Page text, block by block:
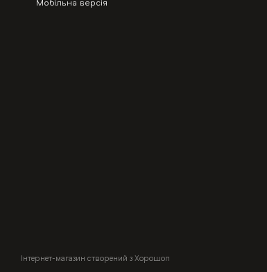
Інтернет-магазин створений з Хорошоп